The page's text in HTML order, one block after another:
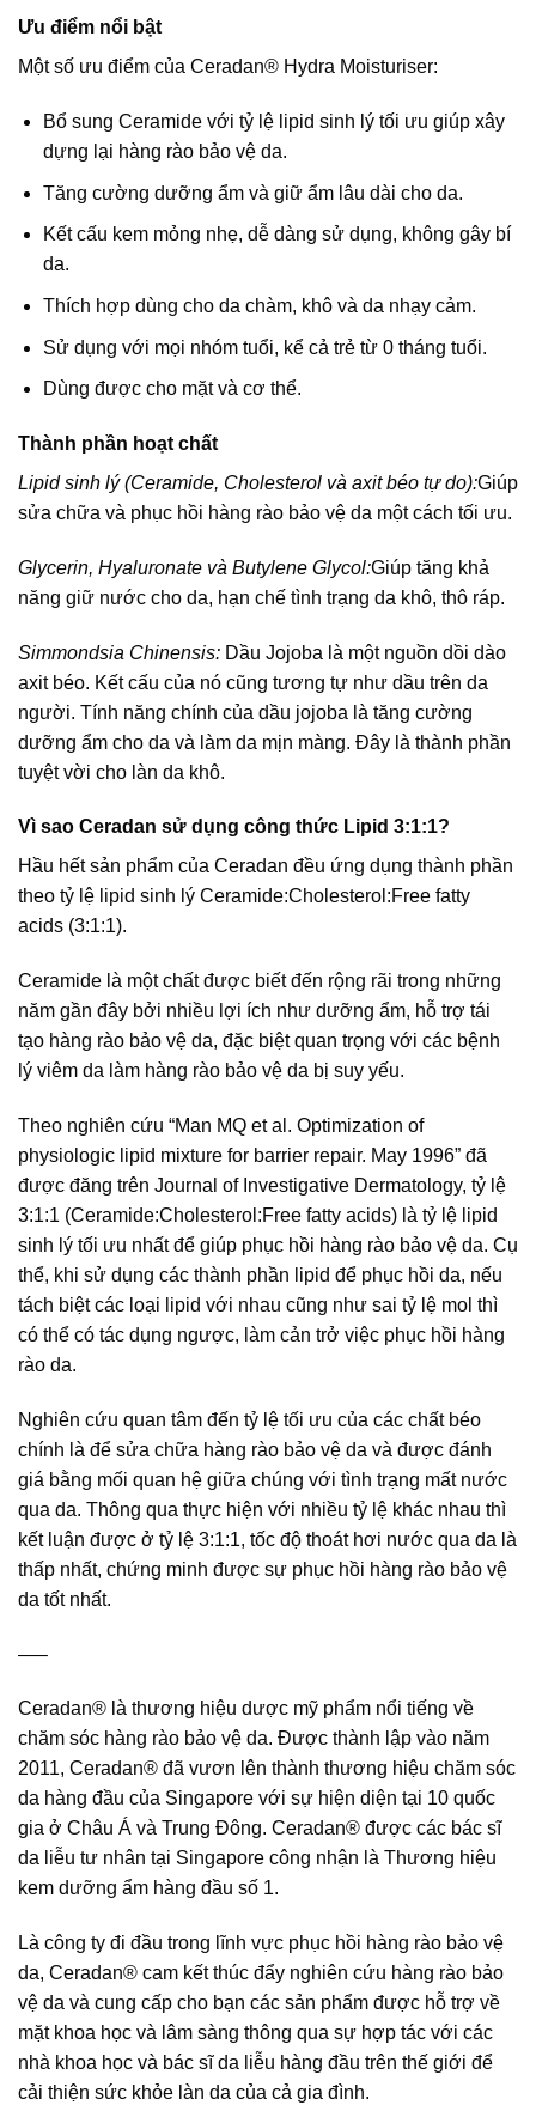
Ưu điểm nổi bật
Một số ưu điểm của Ceradan® Hydra Moisturiser:
Bổ sung Ceramide với tỷ lệ lipid sinh lý tối ưu giúp xây
dựng lại hàng rào bảo vệ da.
Tăng cường dưỡng ẩm và giữ ẩm lâu dài cho da.
Kết cấu kem mỏng nhẹ, dễ dàng sử dụng, không gây bí
da.
Thích hợp dùng cho da chàm, khô và da nhạy cảm.
Sử dụng với mọi nhóm tuổi, kể cả trẻ từ 0 tháng tuổi.
Dùng được cho mặt và cơ thể.
Thành phần hoạt chất
Lipid sinh lý (Ceramide, Cholesterol và axit béo tự do):Giúp
sửa chữa và phục hồi hàng rào bảo vệ da một cách tối ưu.
Glycerin, Hyaluronate và Butylene Glycol:Giúp tăng khả
năng giữ nước cho da, hạn chế tình trạng da khô, thô ráp.
Simmondsia Chinensis: Dầu Jojoba là một nguồn dồi dào
axit béo. Kết cấu của nó cũng tương tự như dầu trên da
người. Tính năng chính của dầu jojoba là tăng cường
dưỡng ẩm cho da và làm da mịn màng. Đây là thành phần
tuyệt vời cho làn da khô.
Vì sao Ceradan sử dụng công thức Lipid 3:1:1?
Hầu hết sản phẩm của Ceradan đều ứng dụng thành phần
theo tỷ lệ lipid sinh lý Ceramide:Cholesterol:Free fatty
acids (3:1:1).
Ceramide là một chất được biết đến rộng rãi trong những
năm gần đây bởi nhiều lợi ích như dưỡng ẩm, hỗ trợ tái
tạo hàng rào bảo vệ da, đặc biệt quan trọng với các bệnh
lý viêm da làm hàng rào bảo vệ da bị suy yếu.
Theo nghiên cứu “Man MQ et al. Optimization of
physiologic lipid mixture for barrier repair. May 1996” đã
được đăng trên Journal of Investigative Dermatology, tỷ lệ
3:1:1 (Ceramide:Cholesterol:Free fatty acids) là tỷ lệ lipid
sinh lý tối ưu nhất để giúp phục hồi hàng rào bảo vệ da. Cụ
thể, khi sử dụng các thành phần lipid để phục hồi da, nếu
tách biệt các loại lipid với nhau cũng như sai tỷ lệ mol thì
có thể có tác dụng ngược, làm cản trở việc phục hồi hàng
rào da.
Nghiên cứu quan tâm đến tỷ lệ tối ưu của các chất béo
chính là để sửa chữa hàng rào bảo vệ da và được đánh
giá bằng mối quan hệ giữa chúng với tình trạng mất nước
qua da. Thông qua thực hiện với nhiều tỷ lệ khác nhau thì
kết luận được ở tỷ lệ 3:1:1, tốc độ thoát hơi nước qua da là
thấp nhất, chứng minh được sự phục hồi hàng rào bảo vệ
da tốt nhất.
—–
Ceradan® là thương hiệu dược mỹ phẩm nổi tiếng về
chăm sóc hàng rào bảo vệ da. Được thành lập vào năm
2011, Ceradan® đã vươn lên thành thương hiệu chăm sóc
da hàng đầu của Singapore với sự hiện diện tại 10 quốc
gia ở Châu Á và Trung Đông. Ceradan® được các bác sĩ
da liễu tư nhân tại Singapore công nhận là Thương hiệu
kem dưỡng ẩm hàng đầu số 1.
Là công ty đi đầu trong lĩnh vực phục hồi hàng rào bảo vệ
da, Ceradan® cam kết thúc đẩy nghiên cứu hàng rào bảo
vệ da và cung cấp cho bạn các sản phẩm được hỗ trợ về
mặt khoa học và lâm sàng thông qua sự hợp tác với các
nhà khoa học và bác sĩ da liễu hàng đầu trên thế giới để
cải thiện sức khỏe làn da của cả gia đình.